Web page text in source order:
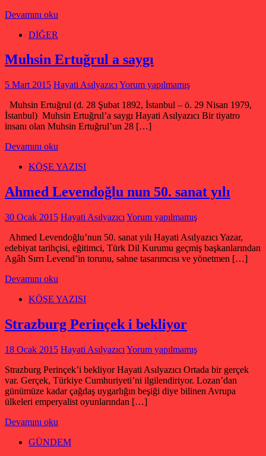
Devamını oku
DİĞER
Muhsin Ertuğrul a saygı
5 Mart 2015 Hayati Asılyazıcı Yorum yapılmamış
Muhsin Ertuğrul (d. 28 Şubat 1892, İstanbul – ö. 29 Nisan 1979,
İstanbul) Muhsin Ertuğrul’a saygı Hayati Asılyazıcı Bir tiyatro
insanı olan Muhsin Ertuğrul’un 28 […]
Devamını oku
KÖŞE YAZISI
Ahmed Levendoğlu nun 50. sanat yılı
30 Ocak 2015 Hayati Asılyazıcı Yorum yapılmamış
Ahmed Levendoğlu’nun 50. sanat yılı Hayati Asılyazıcı Yazar,
edebiyat tarihçisi, eğitimci, Türk Dil Kurumu geçmiş başkanlarından
Agâh Sırrı Levend’in torunu, sahne tasarımcısı ve yönetmen […]
Devamını oku
KÖŞE YAZISI
Strazburg Perinçek i bekliyor
18 Ocak 2015 Hayati Asılyazıcı Yorum yapılmamış
Strazburg Perinçek’i bekliyor Hayati Asılyazıcı Ortada bir gerçek
var. Gerçek, Türkiye Cumhuriyeti’ni ilgilendiriyor. Lozan’dan
günümüze kadar çağdaş uygarlığın beşiği diye bilinen Avrupa
ülkeleri emperyalist oyunlarından […]
Devamını oku
GÜNDEM